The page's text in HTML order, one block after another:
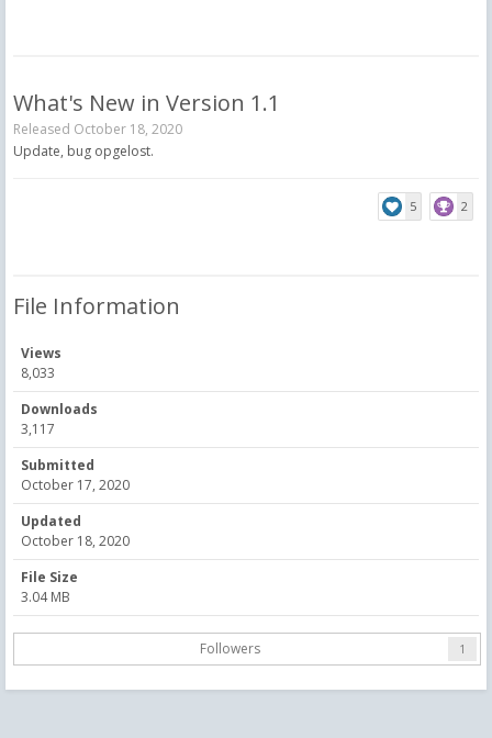
What's New in Version 1.1
Released October 18, 2020
Update, bug opgelost.
5 2
File Information
Views
8,033
Downloads
3,117
Submitted
October 17, 2020
Updated
October 18, 2020
File Size
3.04 MB
Followers 1